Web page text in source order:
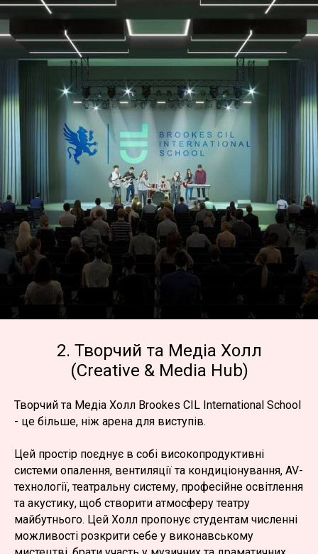
2. Творчий та Медіа Холл
(Creative & Media Hub)
Творчий та Медіа Холл Brookes CIL International School
- це більше, ніж арена для виступів.
Цей простір поєднує в собі високопродуктивні
системи опалення, вентиляції та кондиціонування, AV-
технології, театральну систему, професійне освітлення
та акустику, щоб створити атмосферу театру
майбутнього. Цей Холл пропонує студентам численні
можливості розкрити себе у виконавському